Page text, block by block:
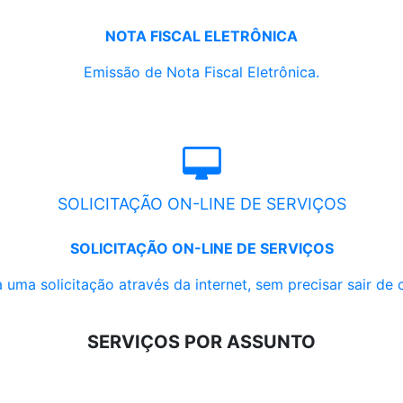
NOTA FISCAL ELETRÔNICA
Emissão de Nota Fiscal Eletrônica.
SOLICITAÇÃO ON-LINE DE SERVIÇOS
SOLICITAÇÃO ON-LINE DE SERVIÇOS
uma solicitação através da internet, sem precisar sair de
SERVIÇOS POR ASSUNTO